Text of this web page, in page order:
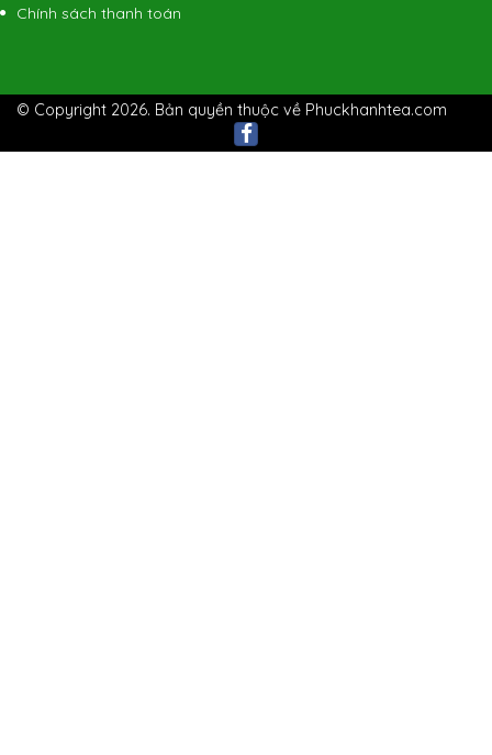
Chính sách thanh toán
© Copyright 2026. Bản quyền thuộc về Phuckhanhtea.com